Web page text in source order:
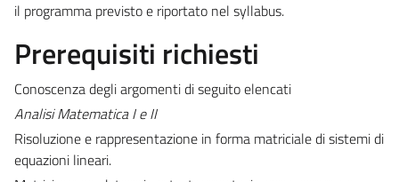
il programma previsto e riportato nel syllabus.
Prerequisiti richiesti
Conoscenza degli argomenti di seguito elencati
Analisi Matematica I e II
Risoluzione e rappresentazione in forma matriciale di sistemi di
equazioni lineari.